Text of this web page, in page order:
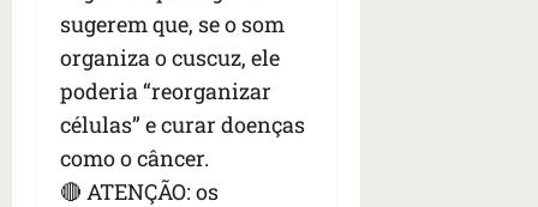
sugerem que, se o som
organiza o cuscuz, ele
poderia “reorganizar
células” e curar doenças
como o câncer.
🔴 ATENÇÃO: os